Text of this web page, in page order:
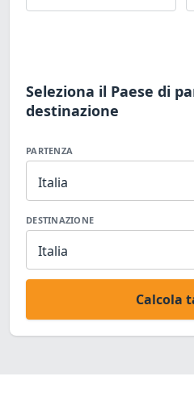
Seleziona il Paese di
destinazione
PARTENZA
Italia
DESTINAZIONE
Italia
Calcola